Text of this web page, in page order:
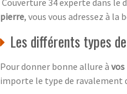
pierre, vous vous adressez à la
Les différents types
Pour donner bonne allure à
importe le type de ravalement